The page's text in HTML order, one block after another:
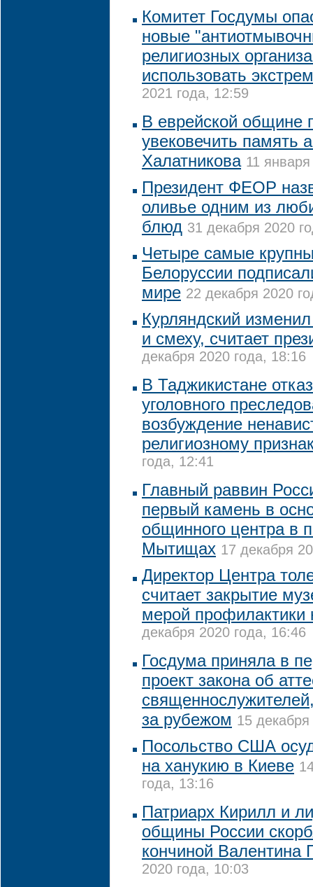
Комитет Госдумы
новые
религиозных
использовать
2021 года, 12:59
В еврейской общине
увековечить память
Халатникова 11
Президент ФЕОР
оливье одним из
блюд 31 декабря 2020
Четыре самые
Белоруссии
мире 22 декабря 2020
Курляндский
и смеху, считает
декабря 2020 года, 18:16
В Таджикистане
уголовного
возбуждение
религиозному
года, 12:41
Главный раввин
первый камень в
общинного центра в
Мытищах 17 декабря
Директор Центра
считает закрытие
мерой профилактики
декабря 2020 года, 16:46
Госдума приняла в
проект закона об
за рубежом 15
Посольство США
на ханукию в Киеве
года, 13:16
Патриарх Кирилл и
общины России
кончиной Валентина
2020 года, 10:03